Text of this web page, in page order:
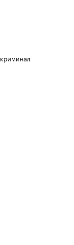
криминал